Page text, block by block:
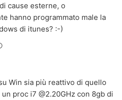
cause esterne, o
hanno programmato male la
di itunes? :-)
Win sia più reattivo di quello
proc i7 @2.20GHz con 8gb di